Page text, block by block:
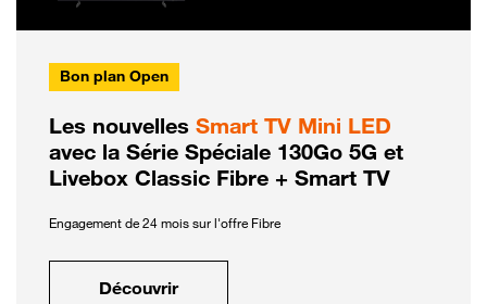
Bon plan Open
Les nouvelles Smart TV Mini LED
avec la Série Spéciale 130Go 5G et
Livebox Classic Fibre + Smart TV
Engagement de 24 mois sur l'offre Fibre
Découvrir